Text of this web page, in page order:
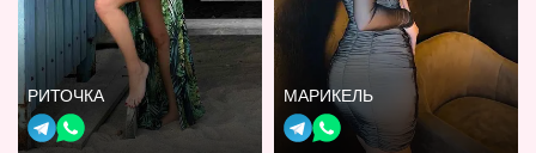
РИТОЧКА МАРИКЕЛЬ